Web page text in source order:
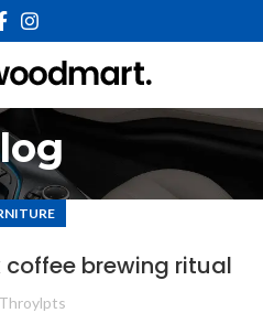
brewing ritual
Throylpts